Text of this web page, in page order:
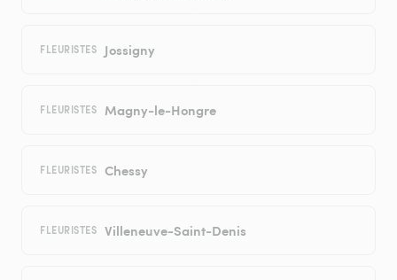
FLEURISTES Jossigny
FLEURISTES Magny-le-Hongre
FLEURISTES Chessy
FLEURISTES Villeneuve-Saint-Denis